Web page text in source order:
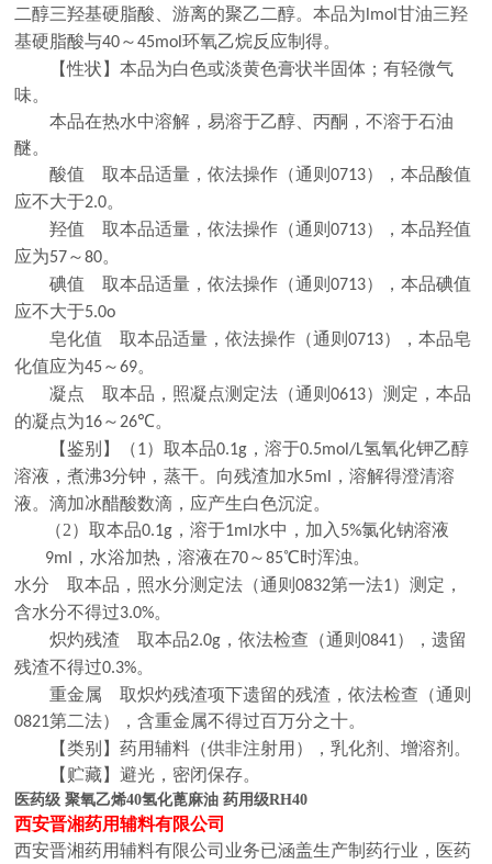
二醇三羟基硬脂酸、游离的聚乙二醇。本品为 lmol甘油三羟
基硬脂酸与40～45mol环氧乙烷反应制得。
【性状】本品为白色或淡黄色膏状半固体；有轻微气
味。
本品在热水中溶解，易溶于乙醇、丙酮，不溶于石油
醚。
酸值 取本品适量，依法操作（通则0713），本品酸值
应不大于2.0。
羟值 取本品适量，依法操作（通则0713），本品羟值
应为57～80。
碘值 取本品适量，依法操作（通则0713），本品碘值
应不大于5.0o
皂化值 取本品适量，依法操作（通则0713），本品皂
化值应为45～69。
凝点 取本品，照凝点测定法（通则0613）测定，本品
的凝点为16～ 26℃。
【鉴别】（1）取本品0.1g ，溶于0.5mol/L氢氧化钾乙醇
溶液，煮沸3分钟，蒸干。向残渣加水5ml
，溶解得澄清溶
液。滴加冰醋酸数滴，应产生白色沉淀。
（2）取本品0.1g ，溶于1ml水中，加入 5%氯化钠溶液
9ml ，水浴加热，溶液在70～85℃时浑浊。
水分 取本品，照水分测定法（通则0832第一法1）测定，
含水分不得过3.0%。
炽灼残渣 取本品2.0g ，依法检查（通则0841），遗留
残渣不得过0.3%。
重金属 取炽灼残渣项下遗留的残渣，依法检查（通则
0821第二法），含重金属不得过百万分之十。
【类别】药用辅料（供非注射用），乳化剂、增溶剂。
【贮藏】避光，密闭保存。
医药级 聚氧乙烯40氢化蓖麻油 药用级RH40
西安晋湘药用辅料有限公司
西安晋湘药用辅料有限公司业务已涵盖生产制药行业，医药